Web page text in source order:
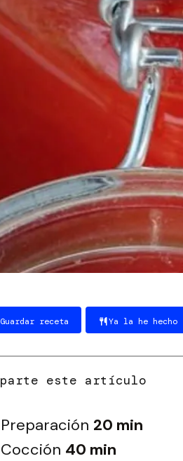
Guardar receta Ya la he hecho
Preparación 20 min
Cocción 40 min